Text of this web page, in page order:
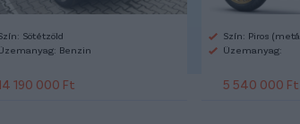
Sötétzöld
Benzin
190 000 Ft
Szín: Piros
Üzemanyag:
5 540 000 Ft